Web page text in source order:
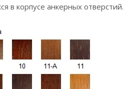
в корпусе анкерных отверстий.